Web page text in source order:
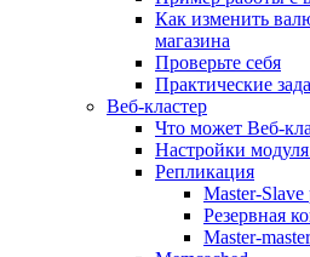
Как изменить
магазина
Проверьте себя
Практические
Веб-кластер
Что может Веб-
Настройки
Репликация
Master-
Резервная
Master-